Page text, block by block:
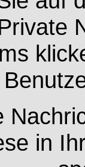
in